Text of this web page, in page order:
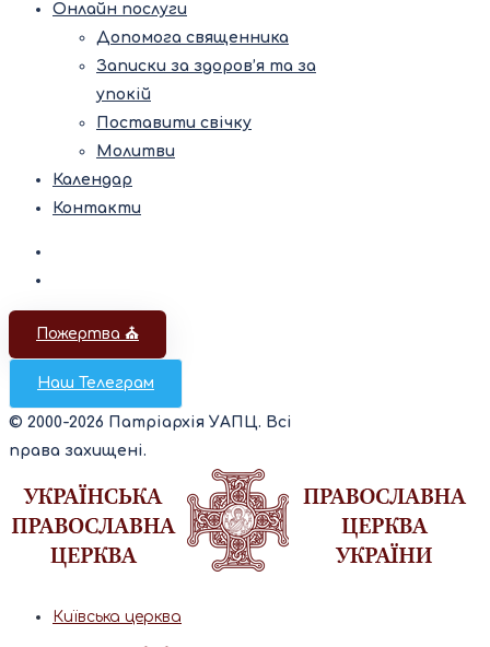
Онлайн послуги
Допомога священника
Записки за здоров’я та за
упокій
Поставити свічку
Молитви
Календар
Контакти
Пожертва ⛪️
Наш Телеграм
© 2000-2026 Патріархія УАПЦ. Всі
права захищені.
Київська церква